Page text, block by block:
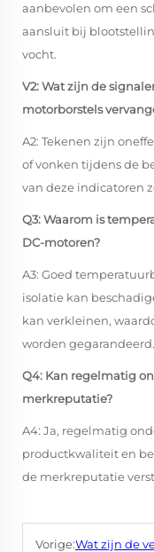
aanbevolen om een
aansluit bij
vocht.
V2: Wat zijn de
motorborstels
A2: Tekenen zijn
of vonken tijdens de
van deze indicatoren
Q3: Waarom is
DC-motoren?
A3: Goed
isolatie kan
kan verkleinen,
worden gegarandeerd.
Q4: Kan regelmatig
merkreputatie?
A4: Ja, regelmatig
productkwaliteit en
de merkreputatie
Vorige:Wat zijn de